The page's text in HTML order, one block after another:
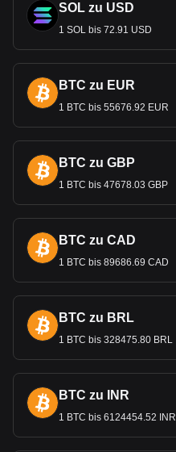
SOL zu USD
1 SOL bis 72.91 USD
BTC zu EUR
1 BTC bis 55676.92 EUR
BTC zu GBP
1 BTC bis 47678.03 GBP
BTC zu CAD
1 BTC bis 89686.69 CAD
BTC zu BRL
1 BTC bis 328475.80 BRL
BTC zu INR
1 BTC bis 6124454.52 INR